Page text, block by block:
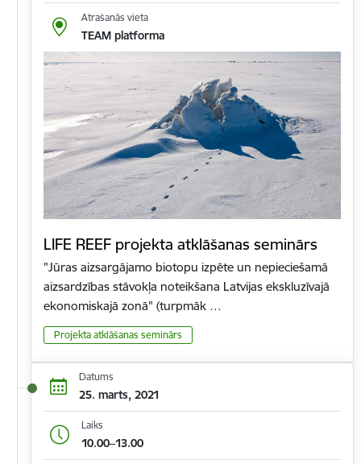
Atrašanās vieta
TEAM platforma
LIFE REEF projekta atklāšanas seminārs
"Jūras aizsargājamo biotopu izpēte un nepieciešamā
aizsardzības stāvokļa noteikšana Latvijas ekskluzīvajā
ekonomiskajā zonā" (turpmāk …
Projekta atklāšanas seminārs
Datums
25. marts, 2021
Laiks
10.00–13.00